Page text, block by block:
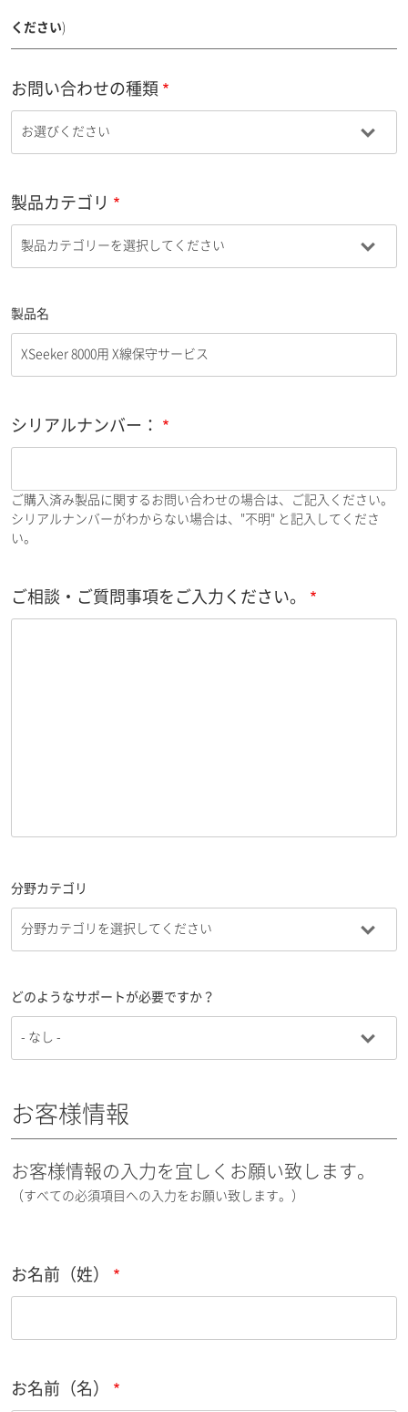
ください)
お問い合わせの種類
製品カテゴリ
製品名
シリアルナンバー：
ご購入済み製品に関するお問い合わせの場合は、ご記入ください。
シリアルナンバーがわからない場合は、"不明" と記入してくださ
い。
ご相談・ご質問事項をご入力ください。
分野カテゴリ
どのようなサポートが必要ですか？
お客様情報
お客様情報の入力を宜しくお願い致します。
（すべての必須項目への入力をお願い致します。）
お名前（姓）
お名前（名）